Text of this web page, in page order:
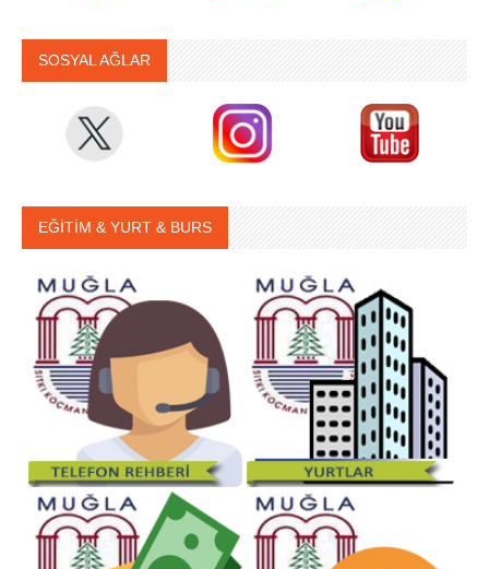
SOSYAL AĞLAR
EĞİTİM & YURT & BURS